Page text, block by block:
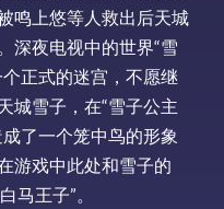
鸣上悠等人救出后天城
深夜电视中的世界“雪
正式的迷宫，不愿继
城雪子，在“雪子公主
了一个笼中鸟的形象
游戏中此处和雪子的
马王子”。